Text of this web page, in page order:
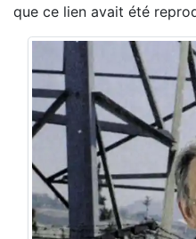
que ce lien avait été